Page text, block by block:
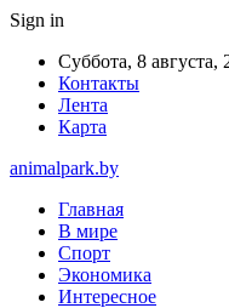
Sign in
Суббота, 8 августа,
Контакты
Лента
Карта
animalpark.by
Главная
В мире
Спорт
Экономика
Интересное